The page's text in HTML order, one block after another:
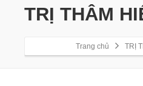
TRỊ THÂM
Trang chủ TRỊ